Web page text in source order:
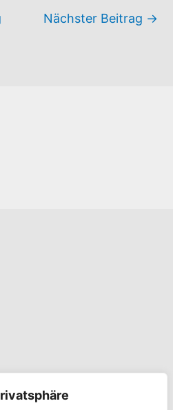
Nächster Beitrag →